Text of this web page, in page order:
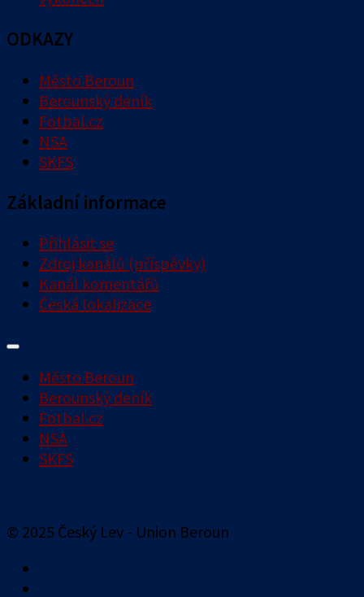
ODKAZY
Město Beroun
Berounský deník
Fotbal.cz
NSA
SKFS
Základní informace
Přihlásit se
Zdroj kanálů (příspěvky)
Kanál komentářů
Česká lokalizace
Město Beroun
Berounský deník
Fotbal.cz
NSA
SKFS
© 2025 Český Lev - Union Beroun